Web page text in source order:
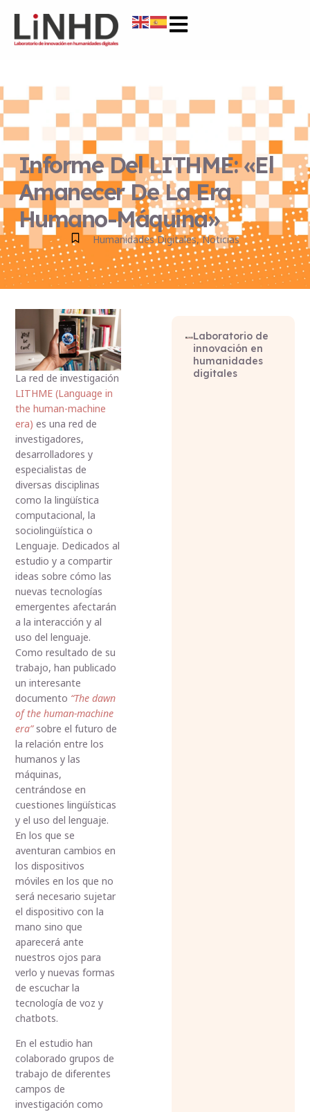
Informe Del LITHME: «El
Amanecer De La Era
Humano-Máquina»
Humanidades Digitales, Noticias
La red de investigación
LITHME (Language in
the human-machine
era) es una red de
investigadores,
desarrolladores y
especialistas de
diversas disciplinas
como la lingüística
computacional, la
sociolingüística o
Lenguaje. Dedicados al
estudio y a compartir
ideas sobre cómo las
nuevas tecnologías
emergentes afectarán
a la interacción y al
uso del lenguaje.
Como resultado de su
trabajo, han publicado
un interesante
documento “The dawn
of the human-machine
era”sobre el futuro de
la relación entre los
humanos y las
máquinas,
centrándose en
cuestiones lingüísticas
y el uso del lenguaje.
En los que se
aventuran cambios en
los dispositivos
móviles en los que no
será necesario sujetar
el dispositivo con la
mano sino que
aparecerá ante
nuestros ojos para
verlo y nuevas formas
de escuchar la
tecnología de voz y
chatbots.
En el estudio han
colaborado grupos de
trabajo de diferentes
campos de
investigación como
Laboratorio de
innovación en
humanidades
digitales